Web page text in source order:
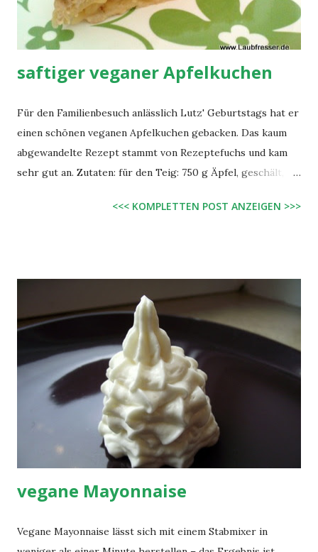
dass ein Teigtropfen zischt und schnell fest wird, aber
ohne dass etwas verkohlt ...
saftiger veganer Apfelkuchen
Für den Familienbesuch anlässlich Lutz' Geburtstags hat er
einen schönen veganen Apfelkuchen gebacken. Das kaum
abgewandelte Rezept stammt von Rezeptefuchs und kam
sehr gut an. Zutaten: für den Teig: 750 g Äpfel, geschält,
60 ml Wasser 1 Packung Vanillezucker 7 EL Apfelmus (z.B.
Teig: Mehl, Margarine, Wasser, Vanillezucker, Zucker und
Backpulver zu einem glatten Teig verkneten und ca. 1
Stunde in Folie eingewickelt kalt stellen. für die Streusel:
Alle Zutaten verkneten und ebenfalls kalt stellen. um die
Dinge zusammen zu führen: Den Teig in einer Springform
(Tipp: Boden mit Backpapier belegen und mit dem Ring
festklemmen) verteilen und am Rand hochdrücken, so dass
in der Springform ein "Behältnis" aus Teig entsteht. Die
<<< KOMPLETTEN POST ANZEIGEN >>>
vegane Mayonnaise
Vegane Mayonnaise lässt sich mit einem Stabmixer in